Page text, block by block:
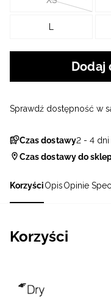
KorzyściOpisOpinie
Korzyści
L
Dodaj
Czas dostawy2 - 4
Czas dostawy do
Sprawdź dostępność w